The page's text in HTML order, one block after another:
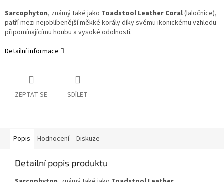
Sarcophyton, známý také jako Toadstool Leather Coral(laločnice),
patří mezi nejoblíbenější měkké korály díky svému ikonickému vzhledu
připomínajícímu houbu a vysoké odolnosti.
Detailní informace
ZEPTAT SE SDÍLET
Popis Hodnocení Diskuze
Detailní popis produktu